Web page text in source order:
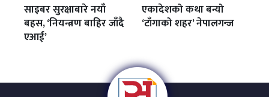
साइबर सुरक्षाबारे नयाँ
बहस, ‘नियन्त्रण बाहिर जाँदै
एआई’
एकादेशको कथा बन्यो
‘टाँगाको शहर’ नेपालगन्ज